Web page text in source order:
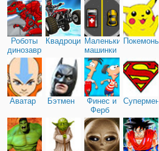
Роботы
динозавры
КвадроциклыМаленькие
машинки
Покемоны
Аватар Бэтмен
Финес и
Ферб
Супермен